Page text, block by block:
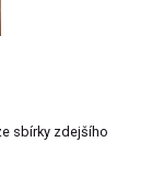
sbírky zdejšího